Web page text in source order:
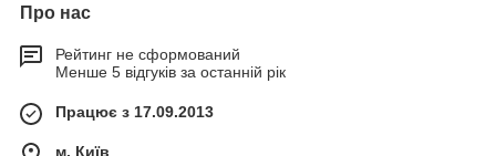
Про нас
Рейтинг не сформований
Менше 5 відгуків за останній рік
Працює з 17.09.2013
м. Київ